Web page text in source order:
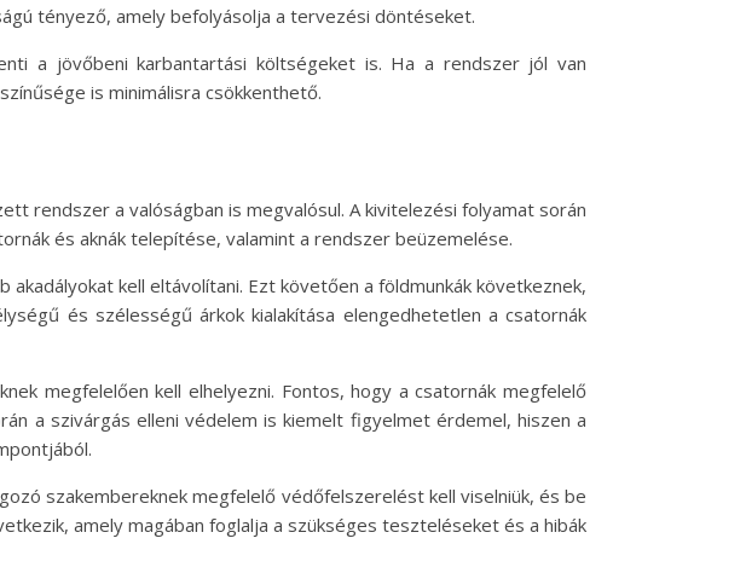
tényező, amely befolyásolja a tervezési döntéseket.
a jövőbeni karbantartási költségeket is. Ha a rendszer jól van
is minimálisra csökkenthető.
rendszer a valóságban is megvalósul. A kivitelezési folyamat során
és aknák telepítése, valamint a rendszer beüzemelése.
kell eltávolítani. Ezt követően a földmunkák következnek,
és szélességű árkok kialakítása elengedhetetlen a csatornák
megfelelően kell elhelyezni. Fontos, hogy a csatornák megfelelő
a szivárgás elleni védelem is kiemelt figyelmet érdemel, hiszen a
szakembereknek megfelelő védőfelszerelést kell viselniük, és be
amely magában foglalja a szükséges teszteléseket és a hibák